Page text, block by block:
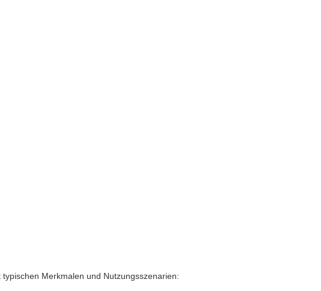
Merkmalen und Nutzungsszenarien: